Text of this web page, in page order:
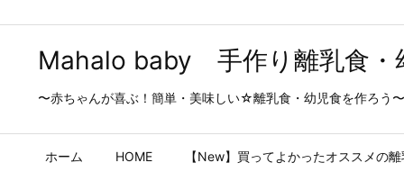
Mahalo baby 手作り離乳食・
〜赤ちゃんが喜ぶ！簡単・美味しい☆離乳食・幼児食を作ろう〜
ホーム HOME 【New】買ってよかったオススメの